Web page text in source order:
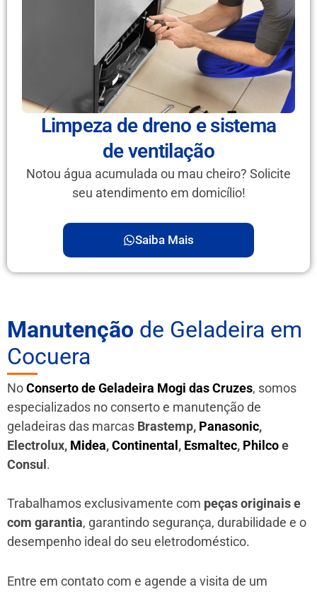
Limpeza de dreno e sistema
de ventilação
Notou água acumulada ou mau cheiro? Solicite
seu atendimento em domicílio!
Saiba Mais
Manutenção de Geladeira em
Cocuera
NoConserto de Geladeira Mogi das Cruzes, somos
especializados no conserto e manutenção de
geladeiras das marcas Brastemp, Panasonic,
Electrolux, Midea,Continental, Esmaltec, Philcoe
Consul.
Trabalhamos exclusivamente com peças originais e
com garantia, garantindo segurança, durabilidade e o
desempenho ideal do seu eletrodoméstico.
Entre em contato com e agende a visita de um